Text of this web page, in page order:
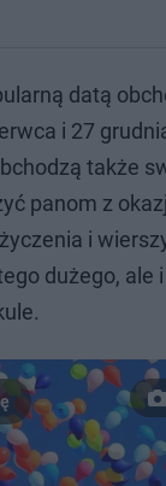
datą
i 27
także
panom z
i
dużego, ale